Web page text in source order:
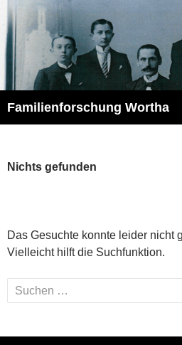
Zum
Inhalt
springen
Familienforschung Wortha
Nichts gefunden
Das Gesuchte konnte leider nicht
Vielleicht hilft die Suchfunktion.
Suchen
nach: